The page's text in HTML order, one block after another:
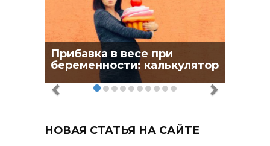
Прибавка в весе при
беременности: калькулятор
НОВАЯ СТАТЬЯ НА САЙТЕ